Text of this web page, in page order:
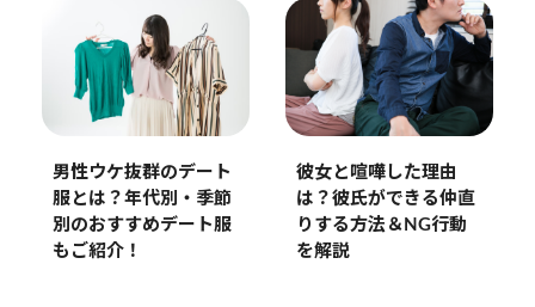
男性ウケ抜群のデート
服とは？年代別・季節
別のおすすめデート服
もご紹介！
彼女と喧嘩した理由
は？彼氏ができる仲直
りする方法＆NG行動
を解説